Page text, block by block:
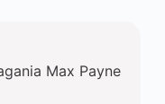
Max Payne